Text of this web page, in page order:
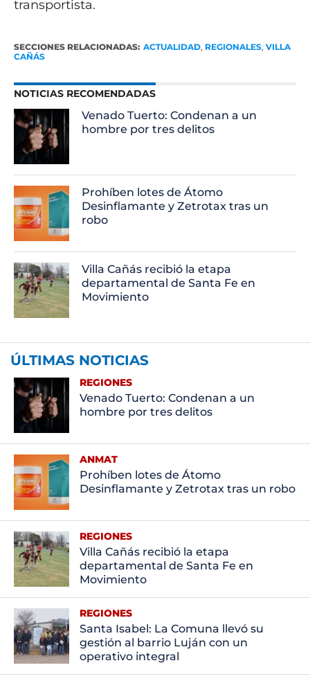
transportista.
SECCIONES RELACIONADAS: ACTUALIDAD, REGIONALES, VILLA
CAÑÁS
NOTICIAS RECOMENDADAS
Venado Tuerto: Condenan a un
hombre por tres delitos
Prohíben lotes de Átomo
Desinflamante y Zetrotax tras un
robo
Villa Cañás recibió la etapa
departamental de Santa Fe en
Movimiento
ÚLTIMAS NOTICIAS
REGIONES
Venado Tuerto: Condenan a un
hombre por tres delitos
ANMAT
Prohíben lotes de Átomo
Desinflamante y Zetrotax tras un robo
REGIONES
Villa Cañás recibió la etapa
departamental de Santa Fe en
Movimiento
REGIONES
Santa Isabel: La Comuna llevó su
gestión al barrio Luján con un
operativo integral